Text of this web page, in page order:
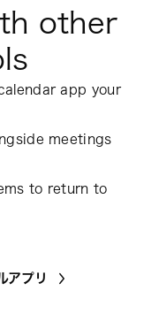
other
app your
meetings
to return to
アプリ